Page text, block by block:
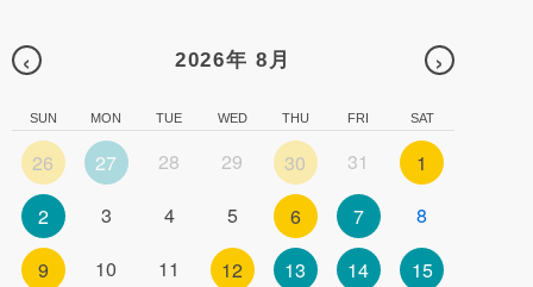
‹ 2026年 8月 ›
SUN MON TUE WED THU FRI SAT
26 27 28 29 30 31
1
2
3 4 5 6 7
8
9
10 11 12 13 14
15